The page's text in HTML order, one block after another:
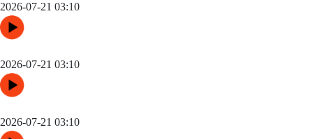
2026-07-21 03:10
2026-07-21 03:10
2026-07-21 03:10